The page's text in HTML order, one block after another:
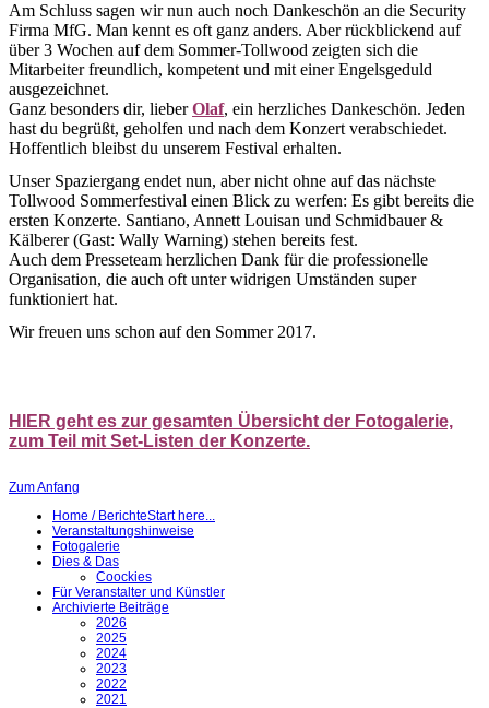
Am Schluss sagen wir nun auch noch Dankeschön an die Security
Firma MfG. Man kennt es oft ganz anders. Aber rückblickend auf
über 3 Wochen auf dem Sommer-Tollwood zeigten sich die
Mitarbeiter freundlich, kompetent und mit einer Engelsgeduld
ausgezeichnet.
Ganz besonders dir, lieberOlaf, ein herzliches Dankeschön. Jeden
hast du begrüßt, geholfen und nach dem Konzert verabschiedet.
Hoffentlich bleibst du unserem Festival erhalten.
Unser Spaziergang endet nun, aber nicht ohne auf das nächste
Tollwood Sommerfestival einen Blick zu werfen: Es gibt bereits die
ersten Konzerte. Santiano, Annett Louisan und Schmidbauer &
Kälberer (Gast: Wally Warning) stehen bereits fest.
Auch dem Presseteam herzlichen Dank für die professionelle
Organisation, die auch oft unter widrigen Umständen super
funktioniert hat.
Wir freuen uns schon auf den Sommer 2017.
HIER geht es zur gesamten Übersicht der Fotogalerie,
zum Teil mit Set-Listen der Konzerte.
Zum Anfang
Home / BerichteStart here...
Veranstaltungshinweise
Fotogalerie
Dies & Das
Coockies
Für Veranstalter und Künstler
Archivierte Beiträge
2026
2025
2024
2023
2022
2021